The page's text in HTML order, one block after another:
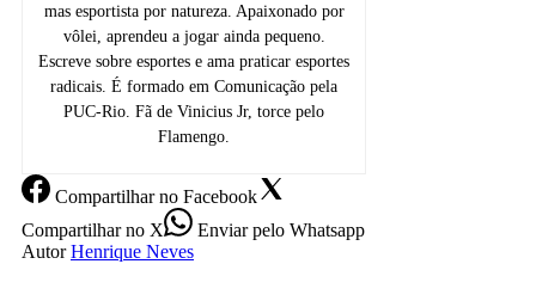
mas esportista por natureza. Apaixonado por
vôlei, aprendeu a jogar ainda pequeno.
Escreve sobre esportes e ama praticar esportes
radicais. É formado em Comunicação pela
PUC-Rio. Fã de Vinicius Jr, torce pelo
Flamengo.
Compartilharno Facebook
Compartilharno X Enviarpelo Whatsapp
Autor Henrique Neves